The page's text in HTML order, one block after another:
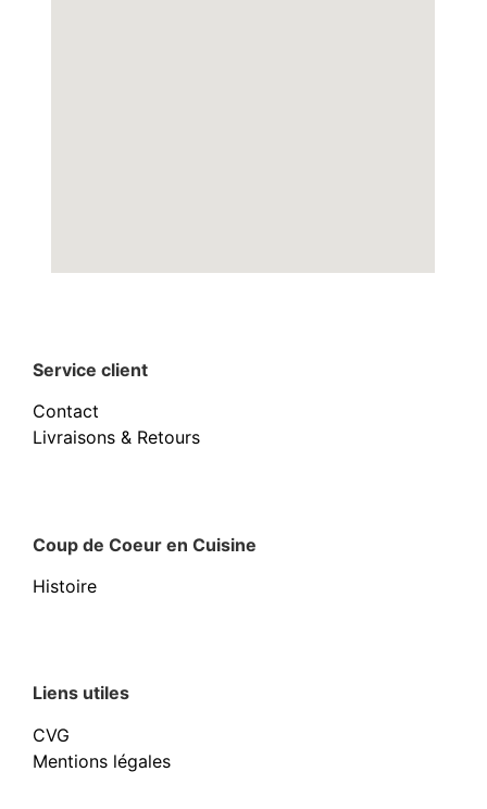
Service client
Contact
Livraisons & Retours
Coup de Coeur en Cuisine
Histoire
Liens utiles
CVG
Mentions légales